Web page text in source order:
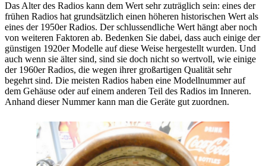
Das Alter des Radios kann dem Wert sehr zuträglich sein: eines der
frühen Radios hat grundsätzlich einen höheren historischen Wert als
eines der 1950er Radios. Der schlussendliche Wert hängt aber noch
von weiteren Faktoren ab. Bedenken Sie dabei, dass auch einige der
günstigen 1920er Modelle auf diese Weise hergestellt wurden. Und
auch wenn sie älter sind, sind sie doch nicht so wertvoll, wie einige
der 1960er Radios, die wegen ihrer großartigen Qualität sehr
begehrt sind. Die meisten Radios haben eine Modellnummer auf
dem Gehäuse oder auf einem anderen Teil des Radios im Inneren.
Anhand dieser Nummer kann man die Geräte gut zuordnen.